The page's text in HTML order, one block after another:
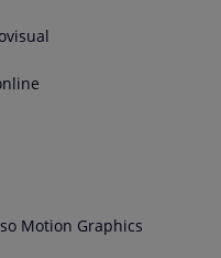
Motion Graphics